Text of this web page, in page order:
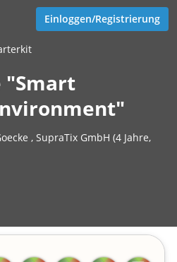
Einloggen/Registrierung
"Smart
, SupraTix GmbH (4 Jahre,